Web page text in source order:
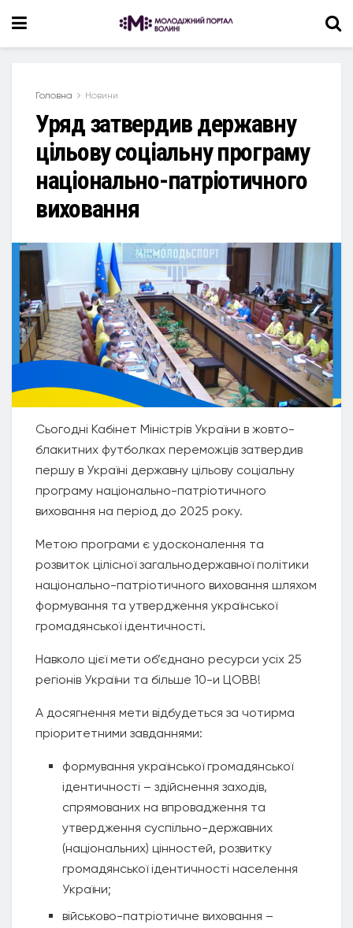
Головна Новини
Уряд затвердив державну
цільову соціальну програму
національно-патріотичного
виховання
Сьогодні Кабінет Міністрів України в жовто-
блакитних футболках переможців затвердив
першу в Україні державну цільову соціальну
програму національно-патріотичного
виховання на період до 2025 року.
Метою програми є удосконалення та
розвиток цілісної загальнодержавної політики
національно-патріотичного виховання шляхом
формування та утвердження української
громадянської ідентичності.
Навколо цієї мети об’єднано ресурси усіх 25
регіонів України та більше 10-и ЦОВВ!
А досягнення мети відбудеться за чотирма
пріоритетними завданнями:
формування української громадянської
ідентичності – здійснення заходів,
спрямованих на впровадження та
утвердження суспільно-державних
(національних) цінностей, розвитку
громадянської ідентичності населення
України;
військово-патріотичне виховання –